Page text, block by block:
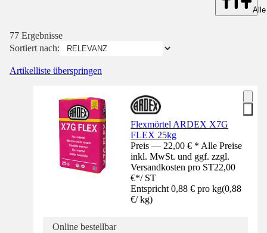
77 Ergebnisse
Sortiert nach:
Artikelliste überspringen
Flexmörtel ARDEX X7G
FLEX 25kg
Preis — 22,00 € * Alle Preise
inkl. MwSt. und ggf. zzgl.
Versandkosten pro ST22,00
€*/ ST
Entspricht 0,88 € pro kg(0,88
€/ kg)
Online bestellbar